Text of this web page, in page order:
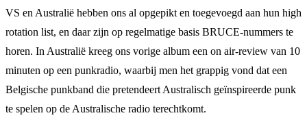
VS en Australië hebben ons al opgepikt en toegevoegd aan hun high
rotation list, en daar zijn op regelmatige basis BRUCE-nummers te
horen. In Australië kreeg ons vorige album een on air-review van 10
minuten op een punkradio, waarbij men het grappig vond dat een
Belgische punkband die pretendeert Australisch geïnspireerde punk
te spelen op de Australische radio terechtkomt.